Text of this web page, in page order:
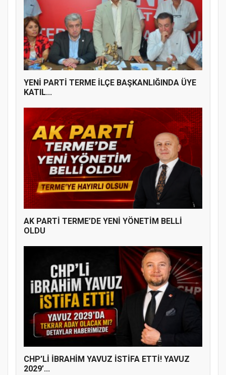
YENİ PARTİ TERME İLÇE BAŞKANLIĞINDA
ÜYE KATILIM PROGRAMI
YENİ PARTİ TERME İLÇE BAŞKANLIĞINDA ÜYE
KATIL...
AK PARTİ TERME’DE YENİ YÖNETİM BELLİ
OLDU
CHP’Lİ İBRAHİM YAVUZ İSTİFA ETTİ! YAVUZ
2029’...